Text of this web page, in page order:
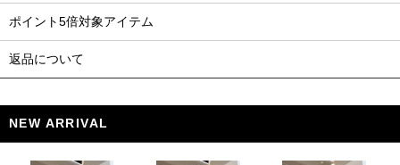
ポイント5倍対象アイテム
返品について
NEW ARRIVAL